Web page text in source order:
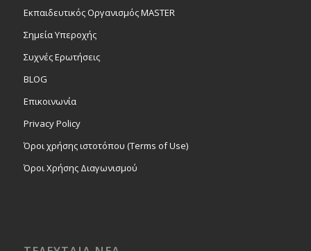
Εκπαιδευτικός Οργανισμός MASTER
Σημεία Υπεροχής
Συχνές Ερωτήσεις
BLOG
Επικοινωνία
Privacy Policy
Όροι χρήσης ιστοτόπου (Terms of Use)
Όροι Χρήσης Διαγωνισμού